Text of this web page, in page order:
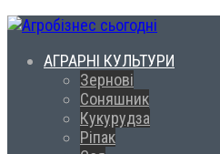
АГРАРНІ КУЛЬТУРИ
Зернові
Соняшник
Кукурудза
Ріпак